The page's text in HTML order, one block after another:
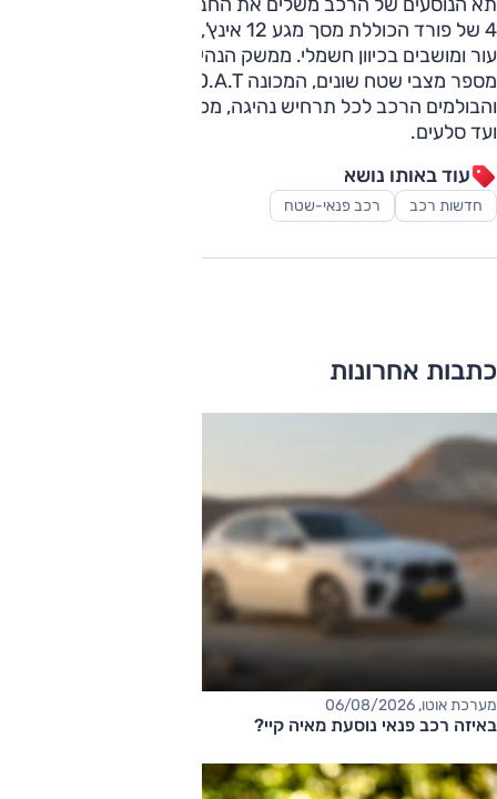
4 של פורד הכוללת מסך מגע 12 אינץ', מצלמות היקפיות, ריפודי
עור ומושבים בכיוון חשמלי. ממשק הנהיגה מאפשר בחירה בין
והבולמים הרכב לכל תרחיש נהיגה, מכביש, שבילים, בוץ, חולות
ועד סלעים.
עוד באותו נושא
חדשות רכב רכב פנאי-שטח
כתבות אחרונות
מערכת אוטו, 06/08/2026
באיזה רכב פנאי נוסעת מאיה קיי?